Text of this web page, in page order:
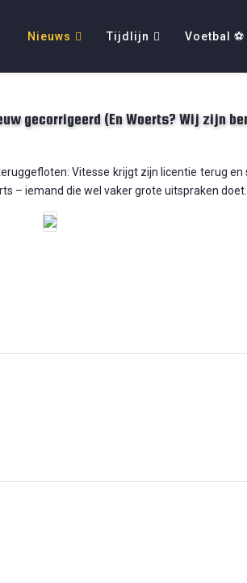
Nieuws Tijdlijn Voetbal ⚽
gecorrigeerd (En Woerts? Wij zijn
Vitesse krijgt zijn licentie terug
– iemand die wel vaker grote uitspraken doet.